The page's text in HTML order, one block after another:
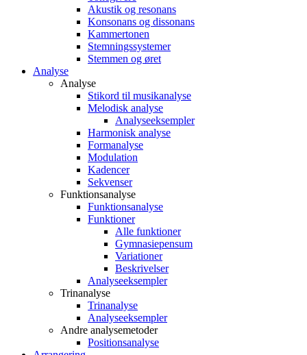
Akustik og resonans
Konsonans og dissonans
Kammertonen
Stemningssystemer
Stemmen og øret
Analyse
Analyse
Stikord til musikanalyse
Melodisk analyse
Analyseeksempler
Harmonisk analyse
Formanalyse
Modulation
Kadencer
Sekvenser
Funktionsanalyse
Funktionsanalyse
Funktioner
Alle funktioner
Gymnasiepensum
Variationer
Beskrivelser
Analyseeksempler
Trinanalyse
Trinanalyse
Analyseeksempler
Andre analysemetoder
Positionsanalyse